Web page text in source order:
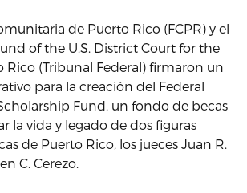
de Puerto Rico (FCPR) y el
of the U.S. District Court for the
Rico (Tribunal Federal) firmaron un
para la creación del Federal
Fund, un fondo de becas
la vida y legado de dos figuras
de Puerto Rico, los jueces Juan R.
C. Cerezo.